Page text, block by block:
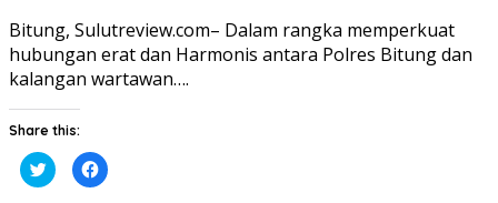
Bitung, Sulutreview.com– Dalam rangka memperkuat
hubungan erat dan Harmonis antara Polres Bitung dan
kalangan wartawan….
Share this:
Klik
untuk
berbagi
Klik
untuk